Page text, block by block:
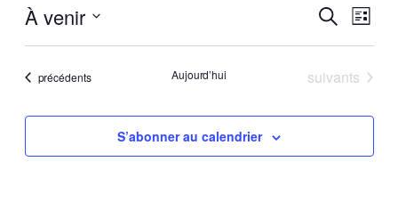
et
Recherche
de
vues
Liste
À venir
Sélectionnez
date.
Évènements
précédents Aujourd’hui Évènements
suivants
S’abonner au calendrier